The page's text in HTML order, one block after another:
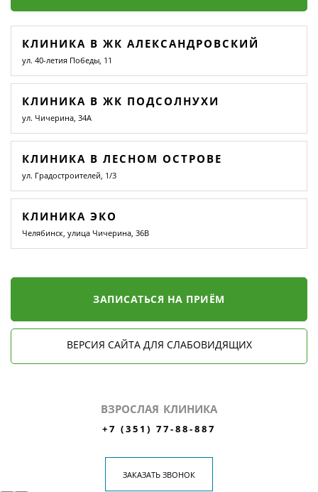
КЛИНИКА В ЖК АЛЕКСАНДРОВСКИЙ
ул. 40-летия Победы, 11
КЛИНИКА В ЖК ПОДСОЛНУХИ
ул. Чичерина, 34А
КЛИНИКА В ЛЕСНОМ ОСТРОВЕ
ул. Градостроителей, 1/3
КЛИНИКА ЭКО
Челябинск, улица Чичерина, 36В
ЗАПИСАТЬСЯ НА ПРИЁМ
ВЕРСИЯ САЙТА ДЛЯ СЛАБОВИДЯЩИХ
ВЗРОСЛАЯ КЛИНИКА
+7 (351) 77-88-887
ЗАКАЗАТЬ ЗВОНОК